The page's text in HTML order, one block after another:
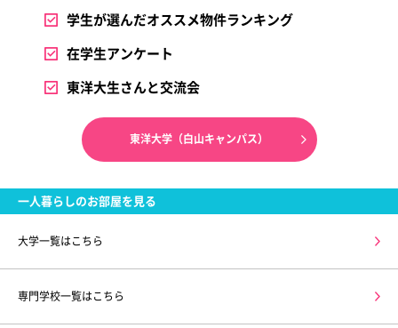
学生が選んだオススメ物件ランキング
在学生アンケート
東洋大生さんと交流会
東洋大学（白山キャンパス）
一人暮らしのお部屋を見る
大学一覧はこちら
専門学校一覧はこちら